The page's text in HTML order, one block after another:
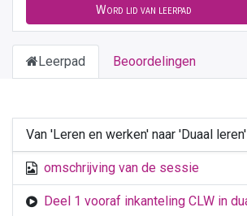
Word lid van leerpad
Leerpad Beoordelingen
Van 'Leren en werken' naar 'Duaal leren'
omschrijving van de sessie